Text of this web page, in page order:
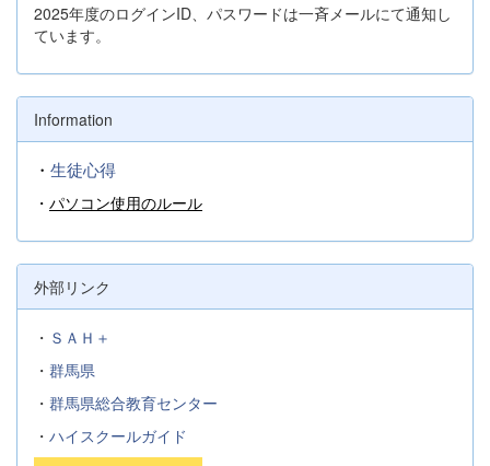
2025年度のログインID、パスワードは一斉メールにて通知し
ています。
Information
・ 生徒心得
・ パソコン使用のルール
外部リンク
・ ＳＡＨ＋
・ 群馬県
・ 群馬県総合教育センター
・ ハイスクールガイド